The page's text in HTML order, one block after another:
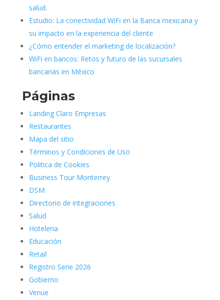
salud.
Estudio: La conectividad WiFi en la Banca mexicana y
su impacto en la experiencia del cliente
¿Cómo entender el marketing de localización?
WiFi en bancos: Retos y futuro de las sucursales
bancarias en México
Páginas
Landing Claro Empresas
Restaurantes
Mapa del sitio
Términos y Condiciones de Uso
Politica de Cookies
Business Tour Monterrey
DSM
Directorio de integraciones
Salud
Hoteleria
Educación
Retail
Registro Serie 2026
Gobierno
Venue